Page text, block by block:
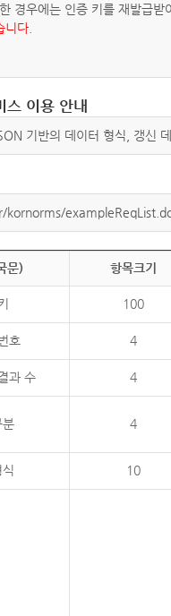
경우에는 인증 키를 재발급받
다.
스 이용 안내
기반의 데이터 형식, 갱신
kornorms/
문) 항목크기
100
호 4
과 수 4
분 4
10